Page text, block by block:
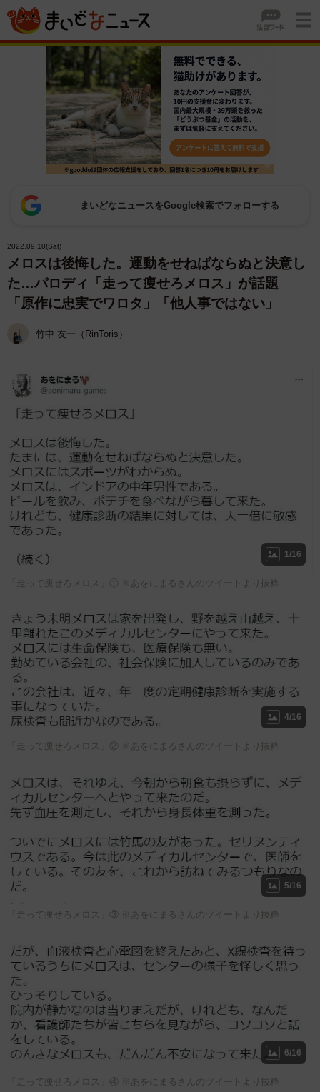
まいどなニュースをGoogle検索でフォローする
2022.09.10(Sat)
メロスは後悔した。運動をせねばならぬと決意し
た…パロディ「走って痩せろメロス」が話題
「原作に忠実でワロタ」「他人事ではない」
竹中 友一（RinToris）
1/16
「走って痩せろメロス」① ※あをにまるさんのツイートより抜粋
4/16
「走って痩せろメロス」② ※あをにまるさんのツイートより抜粋
5/16
「走って痩せろメロス」③ ※あをにまるさんのツイートより抜粋
6/16
「走って痩せろメロス」④ ※あをにまるさんのツイートより抜粋